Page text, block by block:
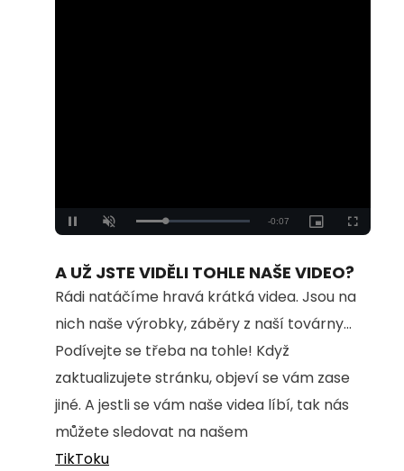
Unmute Loaded:
100.00%
A UŽ JSTE VIDĚLI TOHLE NAŠE VIDEO?
Rádi natáčíme hravá krátká videa. Jsou na
nich naše výrobky, záběry z naší továrny...
Podívejte se třeba na tohle! Když
zaktualizujete stránku, objeví se vám zase
jiné. A jestli se vám naše videa líbí, tak nás
můžete sledovat na našem
TikToku